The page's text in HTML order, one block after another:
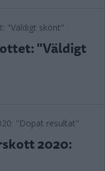
"Väldigt
2020: